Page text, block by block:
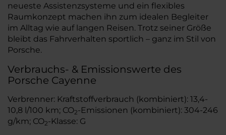
neueste Assistenzsysteme und ein flexibles
Raumkonzept machen ihn zum idealen Begleiter
im Alltag wie auf langen Reisen. Trotz seiner Größe
bleibt das Fahrverhalten sportlich – ganz im Stil von
Porsche.
Verbrauchs- & Emissionswerte des
Porsche Cayenne
Verbrenner: Kraftstoffverbrauch (kombiniert): 13,4-
10,8 l/100 km; CO2-Emissionen (kombiniert): 304-246
g/km; CO2-Klasse: G